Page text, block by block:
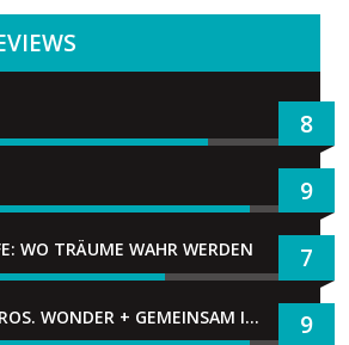
8
9
WO TRÄUME WAHR WERDEN 7
SUPER MARIO BROS. WONDER + GEMEINSAM IM BELLABEL-PARK 9